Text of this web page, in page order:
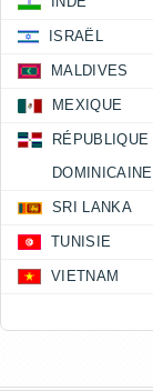
ISRAËL
MALDIVES
MEXIQUE
RÉPUBLIQUE
DOMINICAINE
SRI LANKA
TUNISIE
VIETNAM